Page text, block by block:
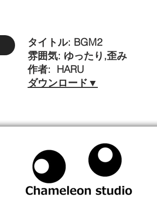
タイトル: BGM2
雰囲気: ゆったり,歪み
作者: HARU
​ダウンロード▼